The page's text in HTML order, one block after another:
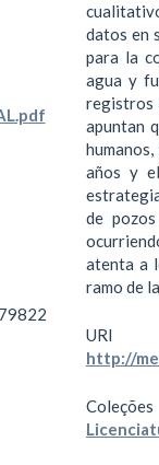
datos en
para la
agua y
registros
apuntan
años y
de
atenta a
ramo de
URI
http://
Coleções